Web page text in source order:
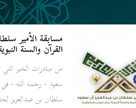
مسابقة الأمير
القرآن والسنة
من مبادرات الخير التي
سعود - رحمه الله - في
سلطان بن عبدالعزيز